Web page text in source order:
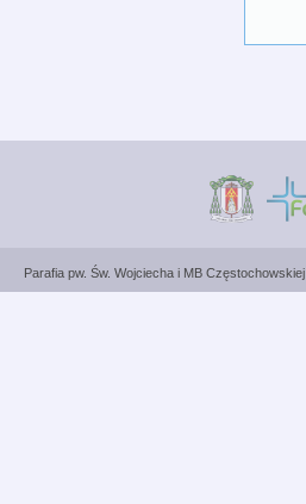
Parafia pw. Św. Wojciecha i MB Częstochowskiej